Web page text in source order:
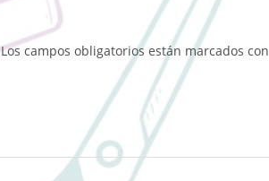
Los campos obligatorios están marcados con